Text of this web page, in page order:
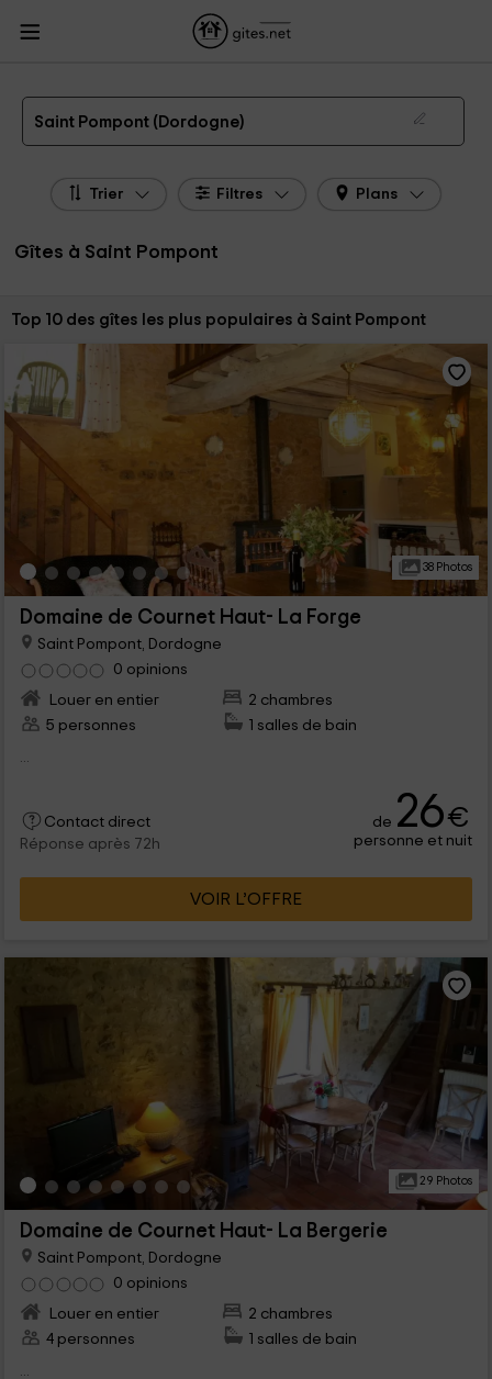
Gîtes à Saint Pompont de 2026
Saint Pompont (Dordogne)
Trier Filtres Plans
Gîtes à Saint Pompont
Trier par:
Top 10 des gîtes les plus populaires à Saint Pompont
38 Photos
Domaine de Cournet Haut- La Forge
Saint Pompont, Dordogne
0 opinions
Louer en entier
2 chambres
5 personnes
1 salles de bain
...
Contact direct
Réponse après 72h
de 26€
personne et nuit
VOIR L’OFFRE
29 Photos
Domaine de Cournet Haut- La Bergerie
Saint Pompont, Dordogne
0 opinions
Louer en entier
2 chambres
4 personnes
1 salles de bain
...